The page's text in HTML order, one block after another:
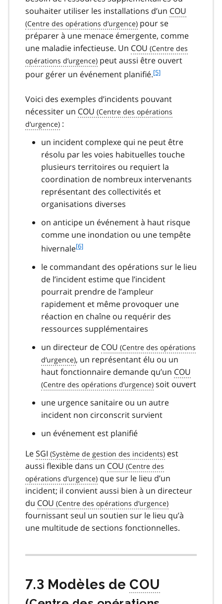
souhaiter utiliser les installations d’un COU
pour se
préparer à une menace émergente, comme
une maladie infectieuse. Un COU
peut aussi être ouvert
pour gérer un événement planifié.f
t
n
e
5
[5]
Voici des exemples d’incidents pouvant
nécessiter un COU
:
un incident complexe qui ne peut être
résolu par les voies habituelles touche
plusieurs territoires ou requiert la
coordination de nombreux intervenants
représentant des collectivités et
organisations diverses
on anticipe un événement à haut risque
comme une inondation ou une tempête
hivernalef
o
t
o
t
e
6
[6]
le commandant des opérations sur le lieu
de l’incident estime que l’incident
pourrait prendre de l’ampleur
rapidement et même provoquer une
réaction en chaîne ou requérir des
ressources supplémentaires
un directeur de COU
, un représentant élu ou un
haut fonctionnaire demande qu’un COU
soit ouvert
une urgence sanitaire ou un autre
incident non circonscrit survient
un événement est planifié
LeSGI
est
aussi flexible dans un COU
que sur le lieu d’un
incident; il convient aussi bien à un directeur
du COU
fournissant seul un soutien sur le lieu qu’à
une multitude de sections fonctionnelles.
7.3 Modèles de COU